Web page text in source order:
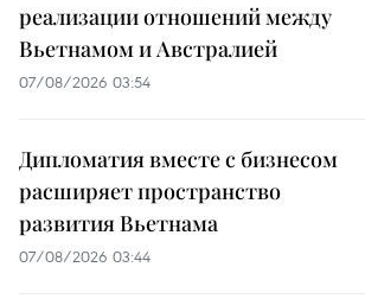
реализации отношений между
Вьетнамом и Австралией
07/08/2026 03:54
Дипломатия вместе с бизнесом
расширяет пространство
развития Вьетнама
07/08/2026 03:44